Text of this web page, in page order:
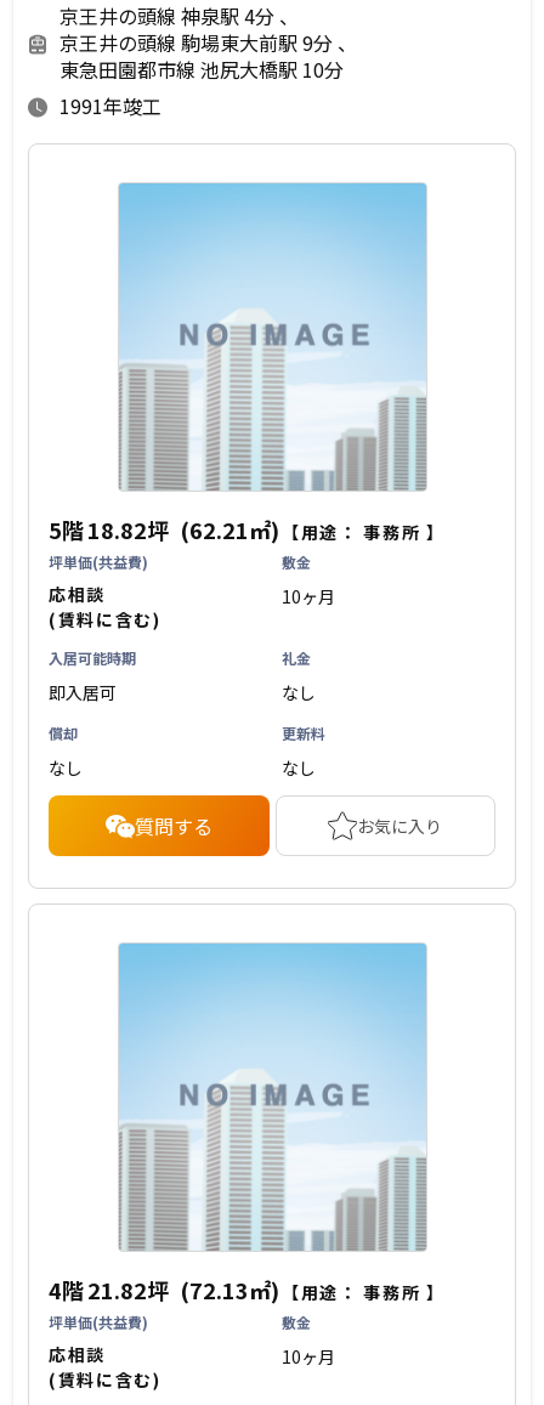
京王井の頭線 神泉駅 4分
京王井の頭線 駒場東大前駅 9分
東急田園都市線 池尻大橋駅 10分
1991年竣工
5階18.82坪 (62.21㎡) 【用途：事務所 】
坪単価(共益費)
応相談
(賃料に含む)
敷金
10ヶ月
入居可能時期
即入居可
礼金
なし
償却
なし
更新料
なし
質問する お気に入り
4階21.82坪 (72.13㎡) 【用途：事務所 】
坪単価(共益費)
応相談
(賃料に含む)
敷金
10ヶ月